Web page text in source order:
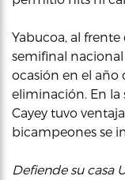
Yabucoa, al frente
semifinal nacional
ocasión en el año
eliminación. En la
Cayey tuvo
bicampeones se
Defiende su casa